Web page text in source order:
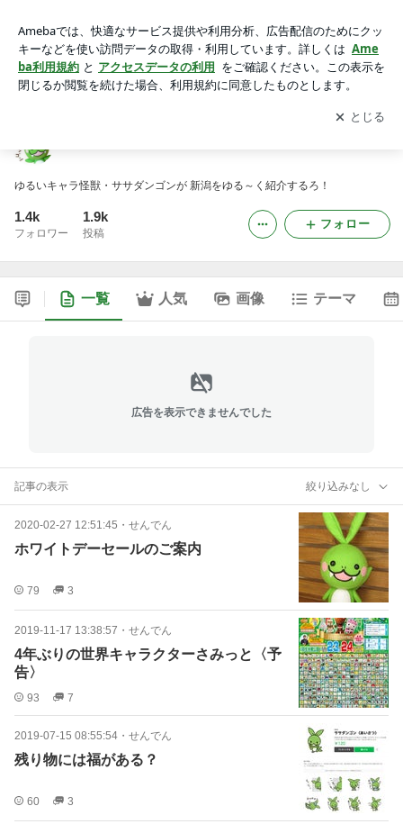
アプリをダウンロードして ブログの更新通知
を受け取りまし
ょう。
開く
ゆるいキャラ怪獣・ササダンゴンが 新潟をゆる～く紹介するろ！
1.4k
フォロワー
1.9k
投稿
フォロー
一覧 人気 画像 テーマ
広告を表示できませんでした
記事の表示 絞り込みなし
2020-02-27 12:51:45 ・ せんでん
ホワイトデーセールのご案内
79 3
2019-11-17 13:38:57 ・ せんでん
4年ぶりの世界キャラクターさみっと〈予
告〉
93 7
2019-07-15 08:55:54 ・ せんでん
残り物には福がある？
60 3